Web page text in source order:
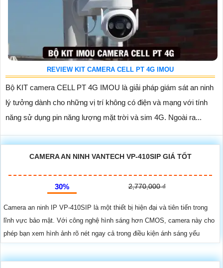
REVIEW KIT CAMERA CELL PT 4G IMOU
Bộ KIT camera CELL PT 4G IMOU là giải pháp giám sát an ninh
lý tưởng dành cho những vị trí không có điện và mạng với tính
năng sử dụng pin năng lượng mặt trời và sim 4G. Ngoài ra...
CAMERA AN NINH VANTECH VP-410SIP GIÁ TỐT
30% 2,770,000 ₫
Camera an ninh IP VP-410SIP là một thiết bị hiện đại và tiên tiến trong
lĩnh vực bảo mật. Với công nghệ hình sáng hơn CMOS, camera này cho
phép bạn xem hình ảnh rõ nét ngay cả trong điều kiện ánh sáng yếu